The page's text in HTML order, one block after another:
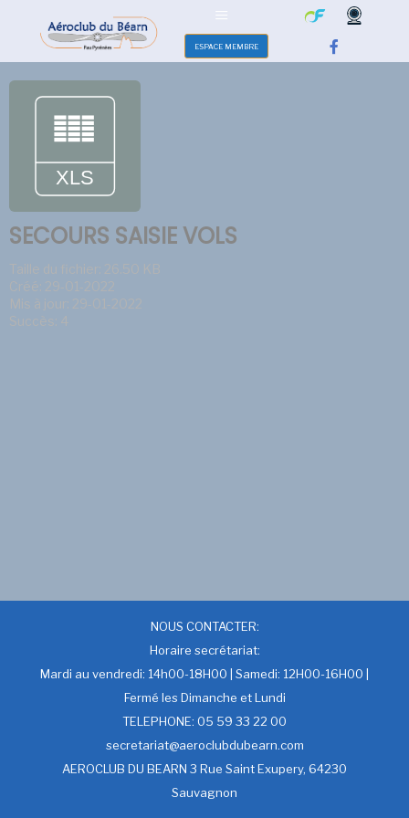
ESPACE MEMBRE
SECOURS SAISIE VOLS
Taille du fichier: 26.50 KB
Créé: 29-01-2022
Mis à jour: 29-01-2022
Succès: 4
NOUS CONTACTER:
Horaire secrétariat:
Mardi au vendredi: 14h00-18H00 | Samedi: 12H00-16H00 |
Fermé les Dimanche et Lundi
TELEPHONE: 05 59 33 22 00
secretariat@aeroclubdubearn.com
AEROCLUB DU BEARN 3 Rue Saint Exupery, 64230
Sauvagnon